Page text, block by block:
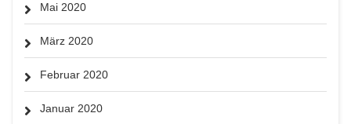
Mai 2020
März 2020
Februar 2020
Januar 2020